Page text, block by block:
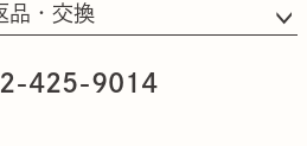
品・交換
425-9014